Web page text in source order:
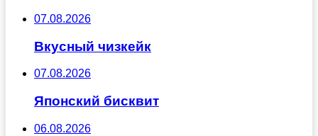
07.08.2026
Вкусный чизкейк
07.08.2026
Японский бисквит
06.08.2026